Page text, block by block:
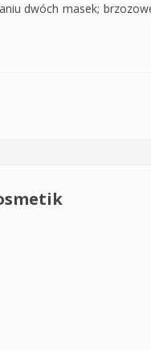
dwóch masek;